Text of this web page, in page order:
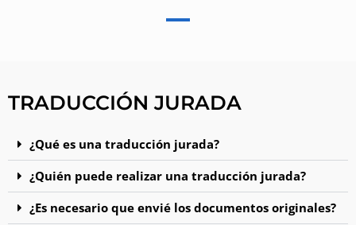
TRADUCCIÓN JURADA
¿Qué es una traducción jurada?
¿Quién puede realizar una traducción jurada?
¿Es necesario que envié los documentos originales?